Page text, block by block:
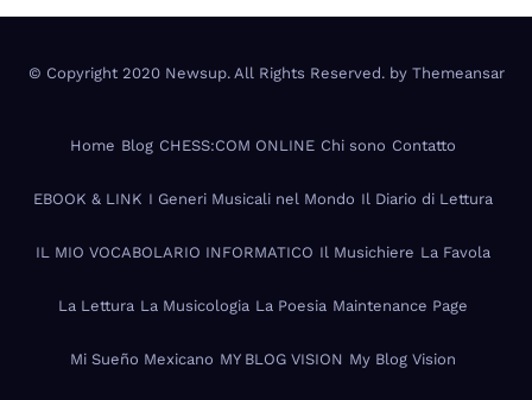
© Copyright 2020 Newsup. All Rights Reserved. by Themeansar
Home Blog CHESS:COM ONLINE Chi sono Contatto
EBOOK & LINK I Generi Musicali nel Mondo Il Diario di Lettura
IL MIO VOCABOLARIO INFORMATICO Il Musichiere La Favola
La Lettura La Musicologia La Poesia Maintenance Page
Mi Sueño Mexicano MY BLOG VISION My Blog Vision